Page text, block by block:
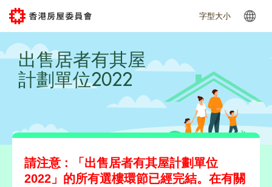
跳到主要内容
字型大小
出售居者有其屋
計劃單位2022
請注意 : 「出售居者有其屋計劃單位
2022」的所有選樓環節已經完結。在有關